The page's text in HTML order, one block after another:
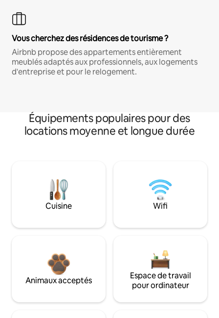
Vous cherchez des résidences de tourisme ?
Airbnb propose des appartements entièrement
meublés adaptés aux professionnels, aux logements
d'entreprise et pour le relogement.
Équipements populaires pour des
locations moyenne et longue durée
Cuisine Wifi
Animaux acceptés
Espace de travail
pour ordinateur